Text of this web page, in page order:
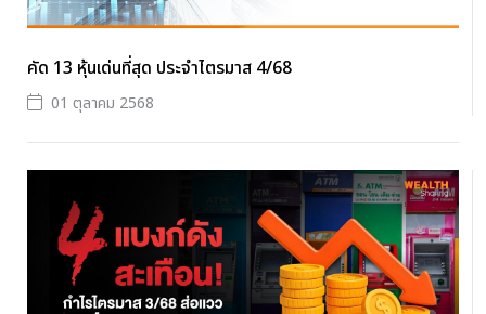
คัด 13 หุ้นเด่นที่สุด ประจำไตรมาส 4/68
01 ตุลาคม 2568